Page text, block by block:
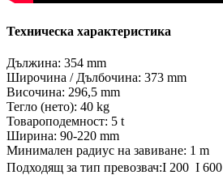
Техническа характеристика
Дължина: 354 mm
Широчина / Дълбочина: 373 mm
Височина: 296,5 mm
Тегло (нето): 40 kg
Товароподемност: 5 t
Ширина: 90-220 mm
Минимален радиус на завиване: 1 m
Подходящ за тип превозвач:I 200  I 600